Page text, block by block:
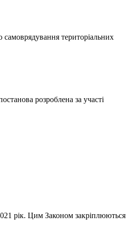
територіальних
розроблена за участі
рік. Цим Законом закріплюються